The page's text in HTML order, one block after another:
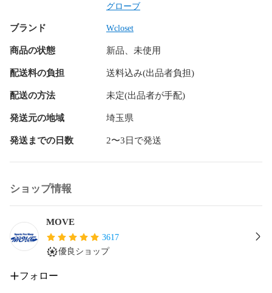
(平裏)プロステイタスレザー
●着手：
右投げ用(LH)
●仕様：
挟み捕り
小指2本入れ使用可能
●生産国：日本
グローブ
ブランド Wcloset
商品の状態 新品、未使用
配送料の負担 送料込み(出品者負担)
配送の方法 未定(出品者が手配)
発送元の地域 埼玉県
発送までの日数 2〜3日で発送
ショップ情報
MOVE
3617
優良ショップ
フォロー